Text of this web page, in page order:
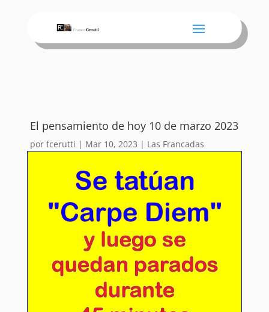
El pensamiento de hoy 10 de marzo 2023
porfcerutti | Mar 10, 2023 | Las Francadas